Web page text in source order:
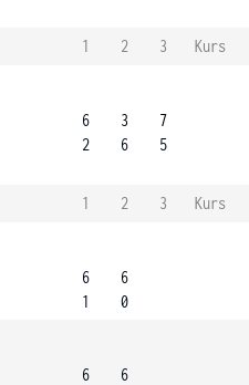
1 2 3
Kurs
6
2
3
6
7
5
1 2 3
Kurs
6
1
6
0
6
6